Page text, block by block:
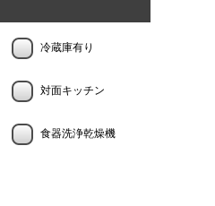
冷蔵庫有り
対面キッチン
食器洗浄乾燥機